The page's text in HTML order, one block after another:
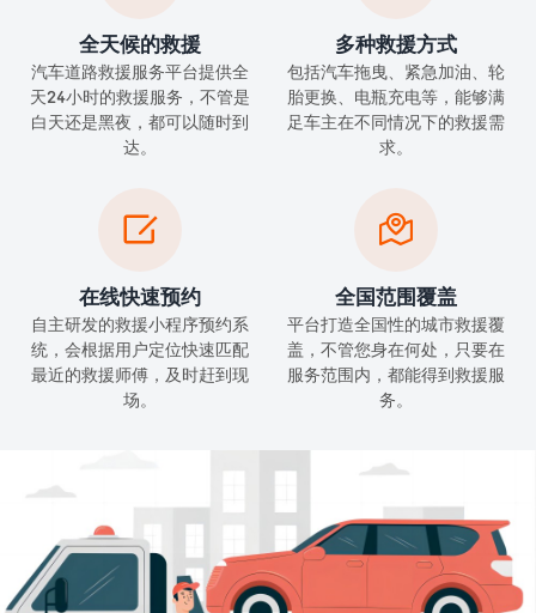
全天候的救援
汽车道路救援服务平台提供全
天24小时的救援服务，不管是
白天还是黑夜，都可以随时到
达。
多种救援方式
包括汽车拖曳、紧急加油、轮
胎更换、电瓶充电等，能够满
足车主在不同情况下的救援需
求。

在线快速预约
自主研发的救援小程序预约系
统，会根据用户定位快速匹配
最近的救援师傅，及时赶到现
场。

全国范围覆盖
平台打造全国性的城市救援覆
盖，不管您身在何处，只要在
服务范围内，都能得到救援服
务。